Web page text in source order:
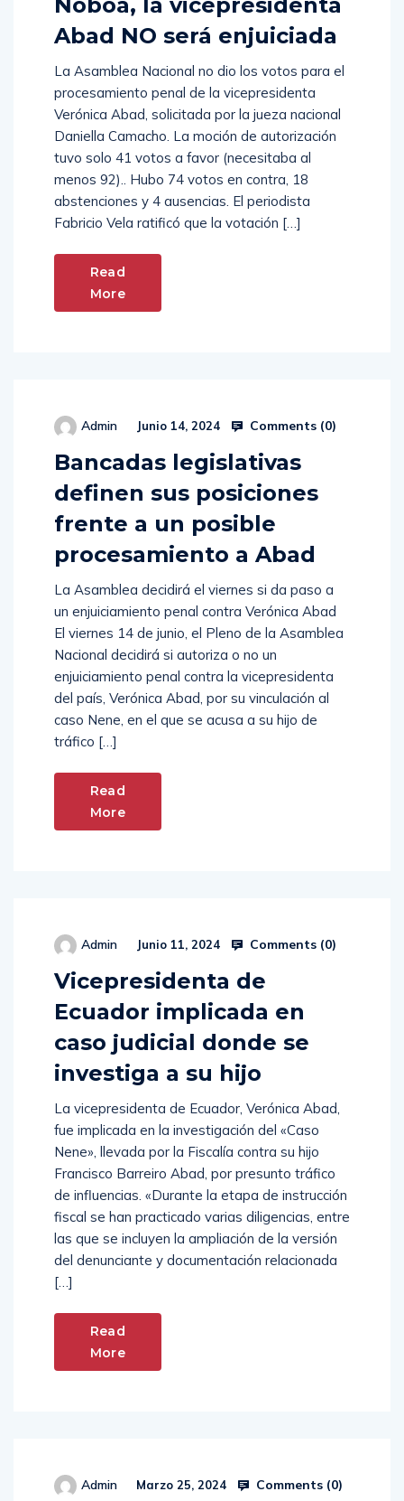
Abad NO será enjuiciada
La Asamblea Nacional no dio los votos para el
procesamiento penal de la vicepresidenta
Verónica Abad, solicitada por la jueza nacional
Daniella Camacho. La moción de autorización
tuvo solo 41 votos a favor (necesitaba al
menos 92).. Hubo 74 votos en contra, 18
abstenciones y 4 ausencias. El periodista
Fabricio Vela ratificó que la votación […]
Read
More
Admin Junio 14, 2024 Comments (0)
Bancadas legislativas
definen sus posiciones
frente a un posible
procesamiento a Abad
La Asamblea decidirá el viernes si da paso a
un enjuiciamiento penal contra Verónica Abad
El viernes 14 de junio, el Pleno de la Asamblea
Nacional decidirá si autoriza o no un
enjuiciamiento penal contra la vicepresidenta
del país, Verónica Abad, por su vinculación al
caso Nene, en el que se acusa a su hijo de
tráfico […]
Read
More
Admin Junio 11, 2024 Comments (0)
Vicepresidenta de
Ecuador implicada en
caso judicial donde se
investiga a su hijo
La vicepresidenta de Ecuador, Verónica Abad,
fue implicada en la investigación del «Caso
Nene», llevada por la Fiscalía contra su hijo
Francisco Barreiro Abad, por presunto tráfico
de influencias. «Durante la etapa de instrucción
fiscal se han practicado varias diligencias, entre
las que se incluyen la ampliación de la versión
del denunciante y documentación relacionada
[…]
Read
More
Admin Marzo 25, 2024 Comments (0)